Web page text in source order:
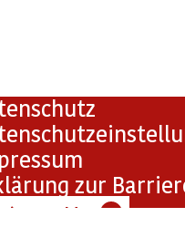
zur
melden ✉